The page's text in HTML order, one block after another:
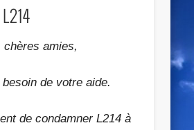
chères amies,
de votre aide.
de condamner L214 à